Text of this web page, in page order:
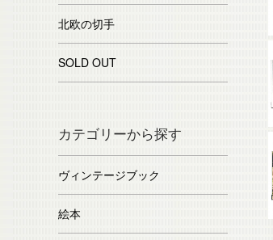
北欧の切手
SOLD OUT
カテゴリーから探す
ヴィンテージブック
絵本